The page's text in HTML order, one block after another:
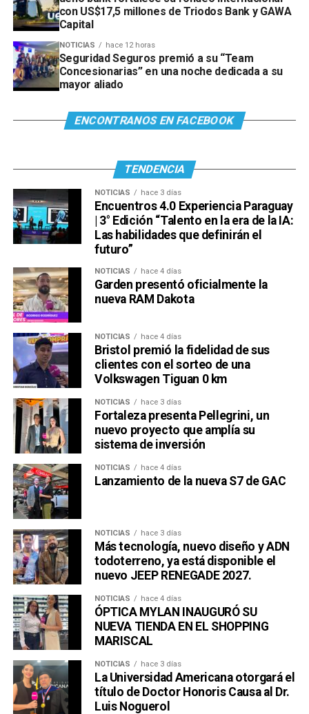
con US$17,5 millones de Triodos Bank y GAWA
Capital
NOTICIAS hace 12 horas
Seguridad Seguros premió a su “Team
Concesionarias” en una noche dedicada a su
mayor aliado
ENCONTRANOS EN FACEBOOK
TENDENCIA
NOTICIAS hace 3 días
Encuentros 4.0 Experiencia Paraguay
| 3° Edición “Talento en la era de la IA:
Las habilidades que definirán el
futuro”
NOTICIAS hace 4 días
Garden presentó oficialmente la
nueva RAM Dakota
NOTICIAS hace 4 días
Bristol premió la fidelidad de sus
clientes con el sorteo de una
Volkswagen Tiguan 0 km
NOTICIAS hace 3 días
Fortaleza presenta Pellegrini, un
nuevo proyecto que amplía su
sistema de inversión
NOTICIAS hace 4 días
Lanzamiento de la nueva S7 de GAC
NOTICIAS hace 3 días
Más tecnología, nuevo diseño y ADN
todoterreno, ya está disponible el
nuevo JEEP RENEGADE 2027.
NOTICIAS hace 4 días
ÓPTICA MYLAN INAUGURÓ SU
NUEVA TIENDA EN EL SHOPPING
MARISCAL
NOTICIAS hace 3 días
La Universidad Americana otorgará el
título de Doctor Honoris Causa al Dr.
Luis Noguerol